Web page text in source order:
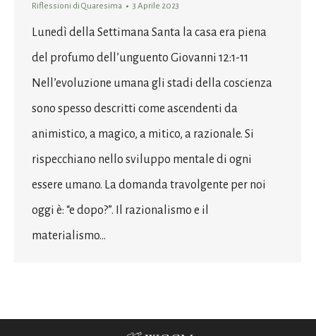
Riflessioni di Quaresima 3 Aprile 2023
Lunedì della Settimana Santa la casa era piena
del profumo dell’unguento Giovanni 12:1-11
Nell’evoluzione umana gli stadi della coscienza
sono spesso descritti come ascendenti da
animistico, a magico, a mitico, a razionale. Si
rispecchiano nello sviluppo mentale di ogni
essere umano. La domanda travolgente per noi
oggi è: “e dopo?”. Il razionalismo e il
materialismo…